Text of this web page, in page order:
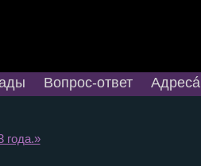
Вопрос-ответ Адресá
года.»